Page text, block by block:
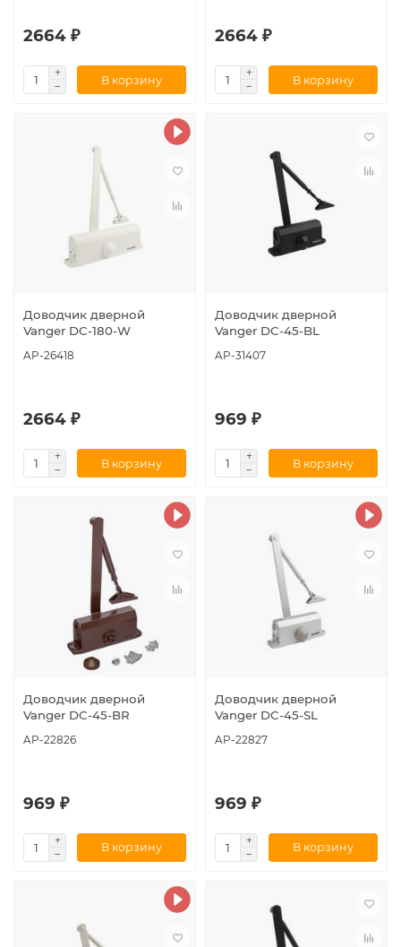
2664 ₽
В корзину
2664 ₽
В корзину
Доводчик дверной
Vanger DC-180-W
AP-26418
2664 ₽
В корзину
Доводчик дверной
Vanger DC-45-BL
AP-31407
969 ₽
В корзину
Доводчик дверной
Vanger DC-45-BR
AP-22826
969 ₽
В корзину
Доводчик дверной
Vanger DC-45-SL
AP-22827
969 ₽
В корзину